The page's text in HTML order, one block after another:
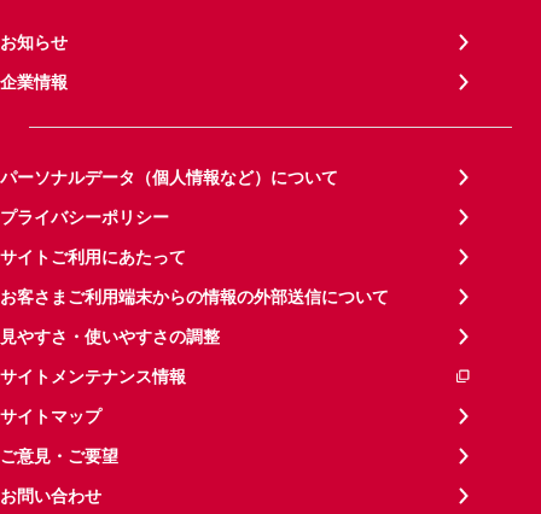
お知らせ
企業情報
パーソナルデータ（個人情報など）について
プライバシーポリシー
サイトご利用にあたって
お客さまご利用端末からの情報の外部送信について
見やすさ・使いやすさの調整
サイトメンテナンス情報
サイトマップ
ご意見・ご要望
お問い合わせ